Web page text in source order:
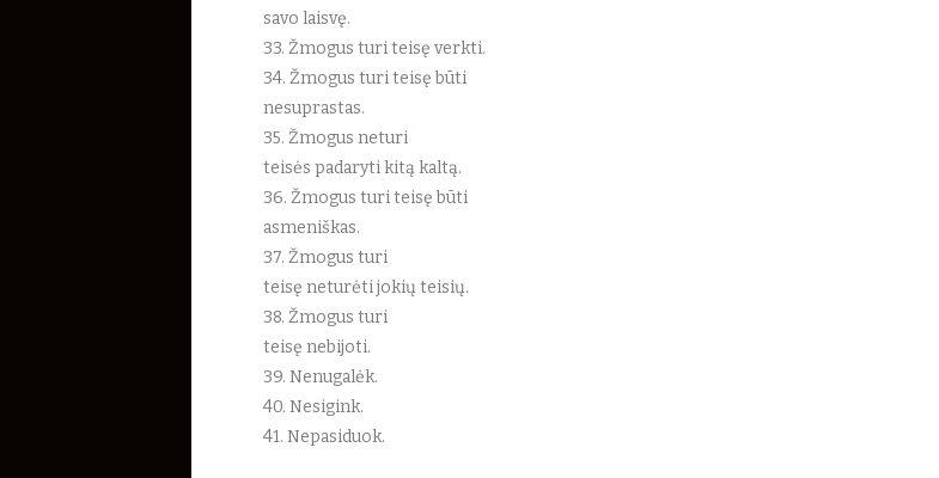
savo laisvę.
33. Žmogus turi teisę verkti.
34. Žmogus turi teisę būti
nesuprastas.
35. Žmogus neturi
teisės padaryti kitą kaltą.
36. Žmogus turi teisę būti
asmeniškas.
37. Žmogus turi
teisę neturėti jokių teisių.
38. Žmogus turi
teisę nebijoti.
39. Nenugalėk.
40. Nesigink.
41. Nepasiduok.